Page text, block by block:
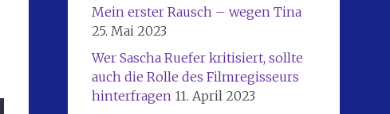
Mein erster Rausch – wegen Tina
25. Mai 2023
Wer Sascha Ruefer kritisiert, sollte
auch die Rolle des Filmregisseurs
hinterfragen 11. April 2023